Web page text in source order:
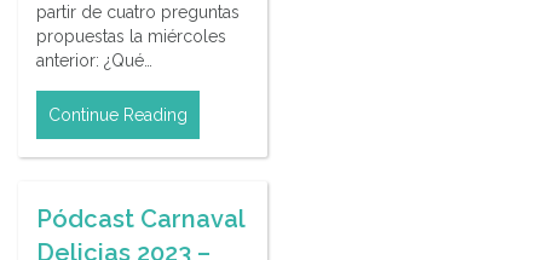
partir de cuatro preguntas
propuestas la miércoles
anterior: ¿Qué…
Continue Reading
Pódcast Carnaval
Delicias 2023 –